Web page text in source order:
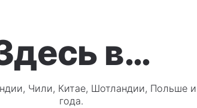
в…
Чили, Китае, Шотландии, Польше
года.